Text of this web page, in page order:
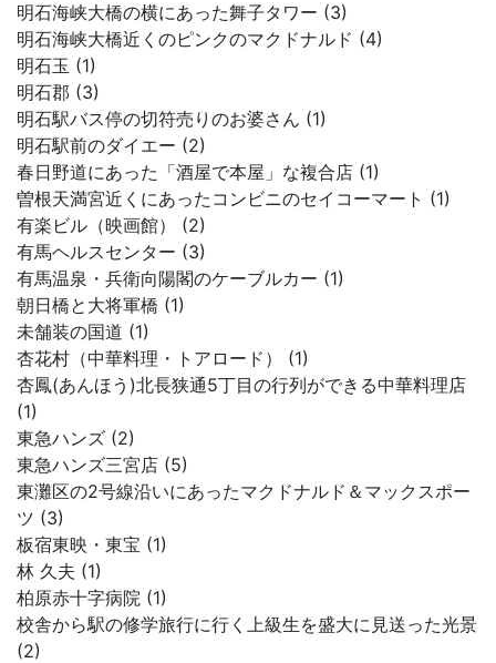
明石海峡大橋の横にあった舞子タワー (3)
明石海峡大橋近くのピンクのマクドナルド (4)
明石玉 (1)
明石郡 (3)
明石駅バス停の切符売りのお婆さん (1)
明石駅前のダイエー (2)
春日野道にあった「酒屋で本屋」な複合店 (1)
曽根天満宮近くにあったコンビニのセイコーマート (1)
有楽ビル（映画館） (2)
有馬ヘルスセンター (3)
有馬温泉・兵衛向陽閣のケーブルカー (1)
朝日橋と大将軍橋 (1)
未舗装の国道 (1)
杏花村（中華料理・トアロード） (1)
杏鳳(あんほう)北長狭通5丁目の行列ができる中華料理店
(1)
東急ハンズ (2)
東急ハンズ三宮店 (5)
東灘区の2号線沿いにあったマクドナルド＆マックスポー
ツ (3)
板宿東映・東宝 (1)
林 久夫 (1)
柏原赤十字病院 (1)
校舎から駅の修学旅行に行く上級生を盛大に見送った光景
(2)